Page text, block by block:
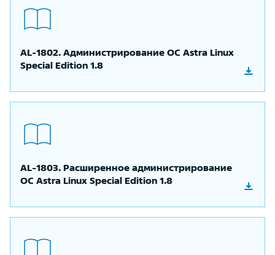
AL-1802. Администрирование ОС Astra Linux
Special Edition 1.8
AL-1803. Расширенное администрирование
ОС Astra Linux Special Edition 1.8